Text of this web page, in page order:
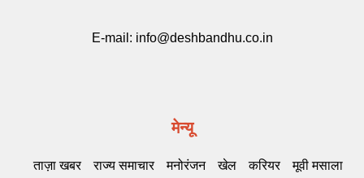
E-mail: info@deshbandhu.co.in
मेन्यू
ताज़ा खबर राज्य समाचार मनोरंजन खेल करियर मूवी मसाला